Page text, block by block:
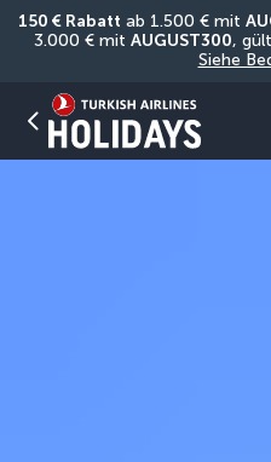
150 € Rabatt ab 1.500 € mit
3.000 € mit AUGUST300
Siehe